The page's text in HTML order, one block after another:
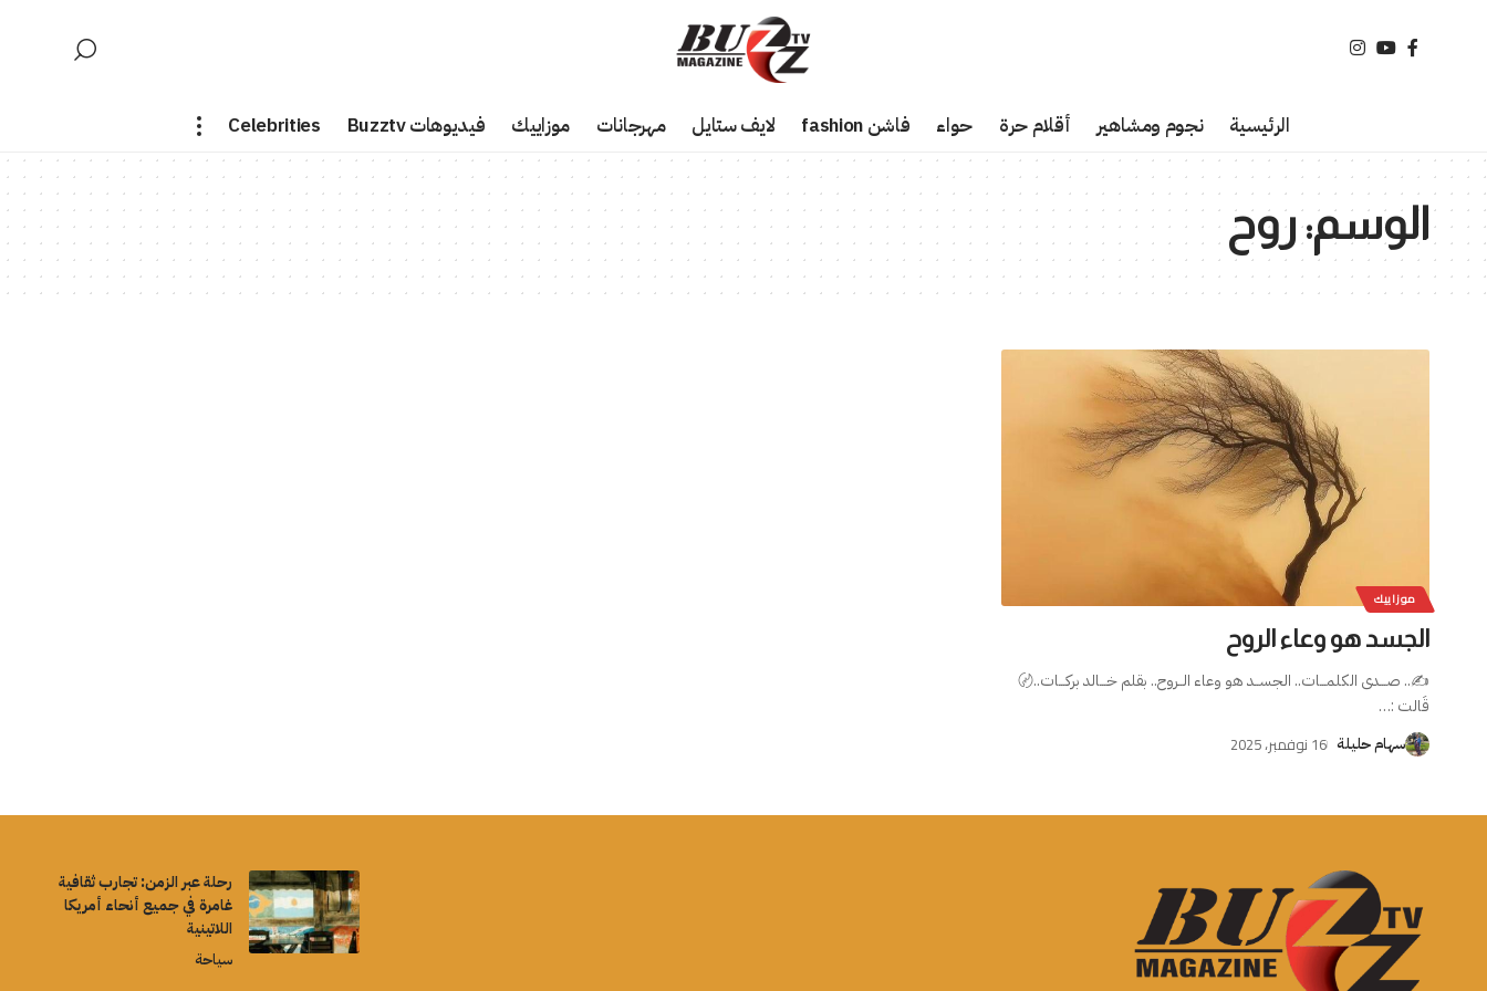
الرئيسية نجوم ومشاهير أقلام حرة حواء فاشن fashion لايف ستايل مهرجانات موزاييك فيديوهات Buzztv Celebrities
الوسم:روح
موزاييك
الجسد هو وعاء الروح
✍️.. صـــدى الكلمـــات.. الجســد هو وعاء الــروح.. بقلم خـــالد بركـــات..〄
قَالت :…
سهام حليلة 16 نوفمبر، 2025
رحلة عبر الزمن: تجارب ثقافية
غامرة في جميع أنحاء أمريكا
اللاتينية
سياحة